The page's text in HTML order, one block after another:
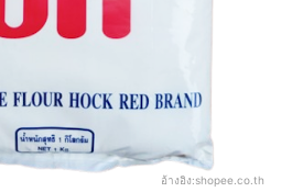
อ้างอิง:shopee.co.th